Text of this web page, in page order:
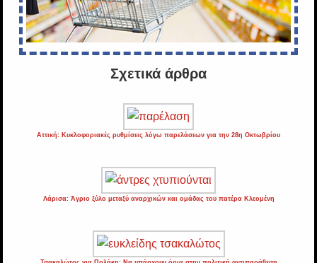
Σχετικά άρθρα
Αττική: Κυκλοφοριακές ρυθμίσεις λόγω παρελάσεων για την 28η Οκτωβρίου
Λάρισα: Άγριο ξύλο μεταξύ αναρχικών και ομάδας του πατέρα Κλεομένη